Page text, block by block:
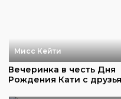
Мисс Кейти
Вечеринка в честь Дня
Рождения Кати с